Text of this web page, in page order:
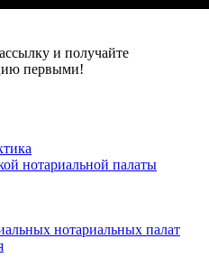
и получайте
первыми!
нотариальной палаты
нотариальных палат